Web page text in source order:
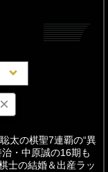
間
太の棋聖7連覇の“異
・中原誠の16期も
士の結婚＆出産ラッ
×